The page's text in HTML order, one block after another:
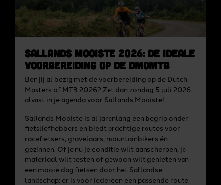
Sallands Mooiste 2026: de ideale
voorbereiding op de DMoMTB
Ben jij al bezig met de voorbereiding op de Dutch
Masters of MTB 2026? Zet dan zondag 5 juli 2026
alvast in je agenda voor Sallands Mooiste!
Sallands Mooiste is al jarenlang een begrip onder
fietsliefhebbers en biedt prachtige routes voor
racefietsers, gravelaars, mountainbikers én
gezinnen. Of je nu je conditie wilt aanscherpen, je
materiaal wilt testen of gewoon wilt genieten van
een mooie dag fietsen door het Sallandse
landschap: er is voor iedereen een passende route.